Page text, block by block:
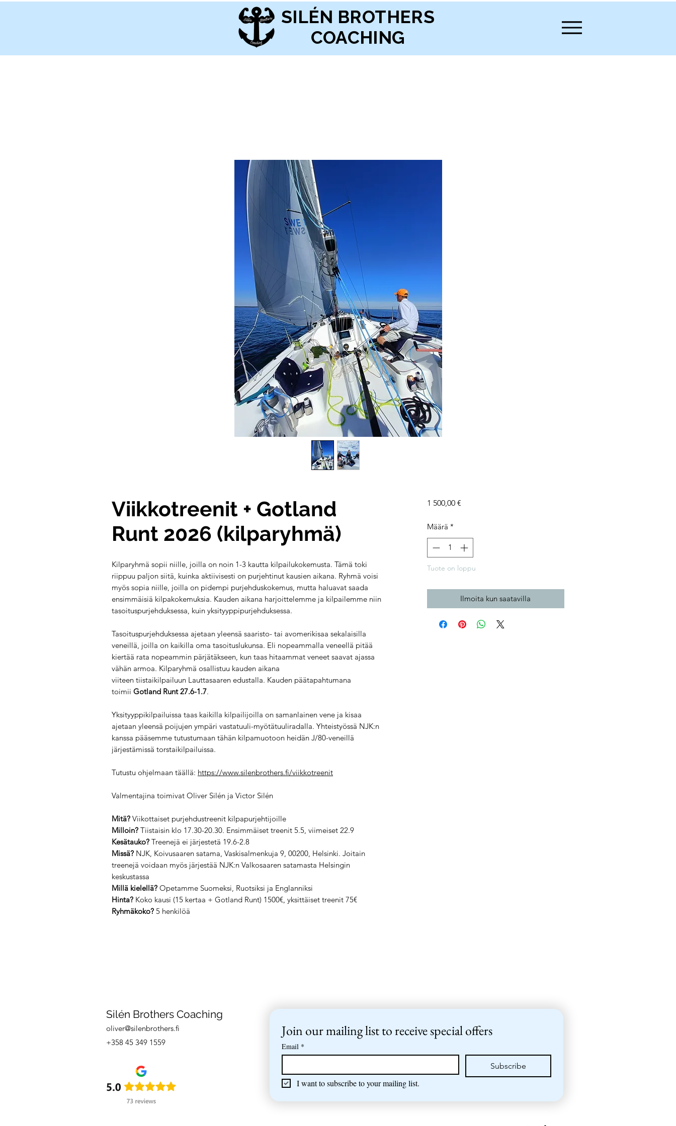
SILÉN BROTHERS
COACHING
Viikkotreenit + Gotland
Runt 2026 (kilparyhmä)
Kilparyhmä sopii niille, joilla on noin 1-3 kautta kilpailukokemusta. Tämä toki
riippuu paljon siitä, kuinka aktiivisesti on purjehtinut kausien aikana. Ryhmä voisi
myös sopia niille, joilla on pidempi purjehduskokemus, mutta haluavat saada
ensimmäisiä kilpakokemuksia. Kauden aikana harjoittelemme ja kilpailemme niin
tasoituspurjehduksessa, kuin yksityyppipurjehduksessa.
Tasoituspurjehduksessa ajetaan yleensä saaristo- tai avomerikisaa sekalaisilla
veneillä, joilla on kaikilla oma tasoituslukunsa. Eli nopeammalla veneellä pitää
kiertää rata nopeammin pärjätäkseen, kun taas hitaammat veneet saavat ajassa
vähän armoa. Kilparyhmä osallistuu kauden aikana
viiteen tiistaikilpailuun Lauttasaaren edustalla. Kauden päätapahtumana
toimii Gotland Runt 27.6-1.7.
Yksityyppikilpailuissa taas kaikilla kilpailijoilla on samanlainen vene ja kisaa
ajetaan yleensä poijujen ympäri vastatuuli-myötätuuliradalla. Yhteistyössä NJK:n
kanssa pääsemme tutustumaan tähän kilpamuotoon heidän J/80-veneillä
järjestämissä torstaikilpailuissa.
Tutustu ohjelmaan täällä: https://www.silenbrothers.fi/viikkotreenit
Valmentajina toimivat Oliver Silén ja Victor Silén
Mitä? Viikottaiset purjehdustreenit kilpapurjehtijoille
Milloin? Tiistaisin klo 17.30-20.30. Ensimmäiset treenit 5.5, viimeiset 22.9
Kesätauko? Treenejä ei järjestetä 19.6-2.8
Missä? NJK, Koivusaaren satama, Vaskisalmenkuja 9, 00200, Helsinki. Joitain
treenejä voidaan myös järjestää NJK:n Valkosaaren satamasta Helsingin
keskustassa
Millä kielellä? Opetamme Suomeksi, Ruotsiksi ja Englanniksi
Hinta? Koko kausi (15 kertaa + Gotland Runt) 1500€, yksittäiset treenit 75€
Ryhmäkoko? 5 henkilöä
1 500,00 €Hinta
Määrä *
Tuote on loppu
Ilmoita kun saatavilla
Silén Brothers Coaching
oliver@silenbrothers.fi
+358 45 349 1559
Join our mailing list to receive special offers
Email *
Subscribe
I want to subscribe to your mailing list.